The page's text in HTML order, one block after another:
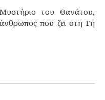
του Θανάτου,
που ζει στη Γη